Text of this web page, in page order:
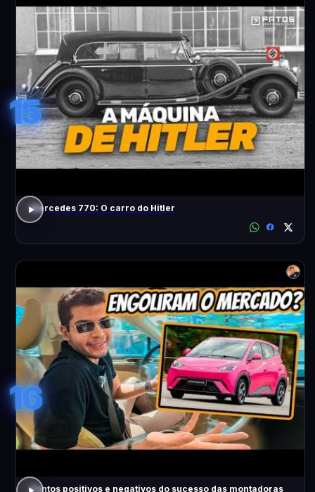
15
Mercedes 770: O carro do Hitler
16
Pontos positivos e negativos do sucesso das montadoras